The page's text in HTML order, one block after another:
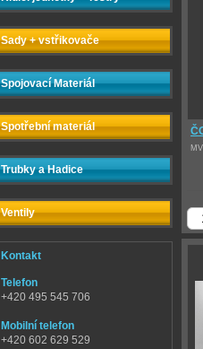
Sady + vstřikovače
Spojovací Materiál
Spotřební materiál
Trubky a Hadice
Ventily
Kontakt
Telefon
+420 495 545 706
Mobilní telefon
+420 602 629 529